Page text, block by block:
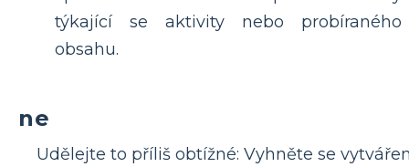
týkající se aktivity nebo probíraného
obsahu.
ne
Udělejte to příliš obtížné: Vyhněte se